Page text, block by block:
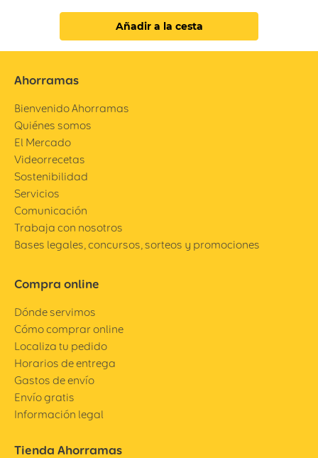
Añadir a la cesta
Ahorramas
Bienvenido Ahorramas
Quiénes somos
El Mercado
Videorrecetas
Sostenibilidad
Servicios
Comunicación
Trabaja con nosotros
Bases legales, concursos, sorteos y promociones
Compra online
Dónde servimos
Cómo comprar online
Localiza tu pedido
Horarios de entrega
Gastos de envío
Envío gratis
Información legal
Tienda Ahorramas